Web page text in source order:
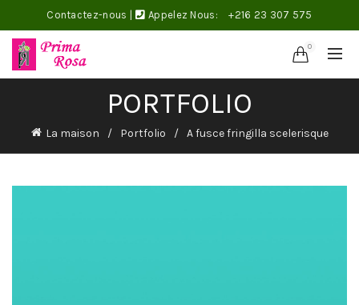
Contactez-nous Appelez Nous: +216 23 307 575
0
PORTFOLIO
La maison Portfolio A fusce fringilla scelerisque